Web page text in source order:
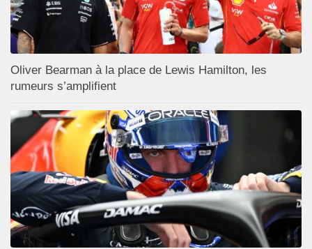
Oliver Bearman à la place de Lewis Hamilton, les
rumeurs s’amplifient